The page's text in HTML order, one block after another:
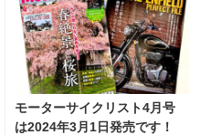
モーターサイクリスト4月号
は2024年3月1日発売です！